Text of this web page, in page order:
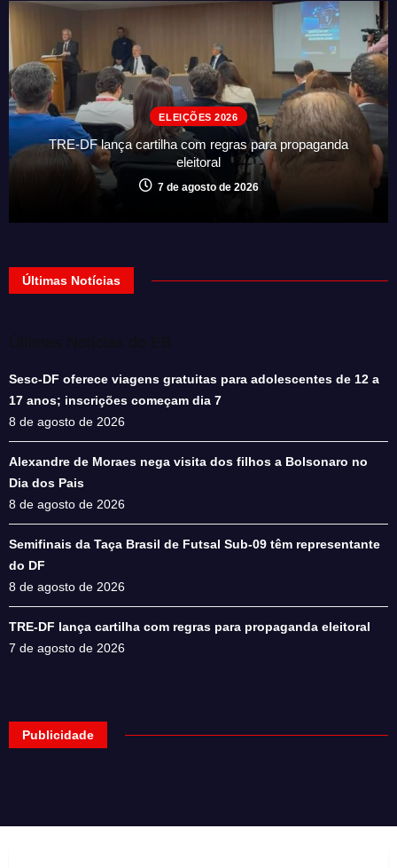
ELEIÇÕES 2026
TRE-DF lança cartilha com regras para propaganda
eleitoral
7 de agosto de 2026
Últimas Notícias
Sesc-DF oferece viagens gratuitas para adolescentes de 12 a
17 anos; inscrições começam dia 7
8 de agosto de 2026
Alexandre de Moraes nega visita dos filhos a Bolsonaro no
Dia dos Pais
8 de agosto de 2026
Semifinais da Taça Brasil de Futsal Sub-09 têm representante
do DF
8 de agosto de 2026
TRE-DF lança cartilha com regras para propaganda eleitoral
7 de agosto de 2026
Publicidade